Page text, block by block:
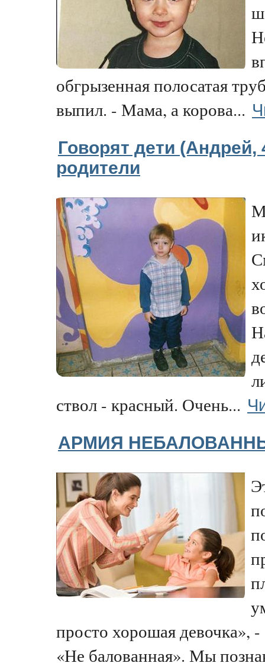
обгрызенная полосатая
выпил. - Мама, а корова...
Говорят дети (Андрей,
родители
ствол - красный. Очень...
АРМИЯ
просто хорошая девочка», -
«Не балованная». Мы